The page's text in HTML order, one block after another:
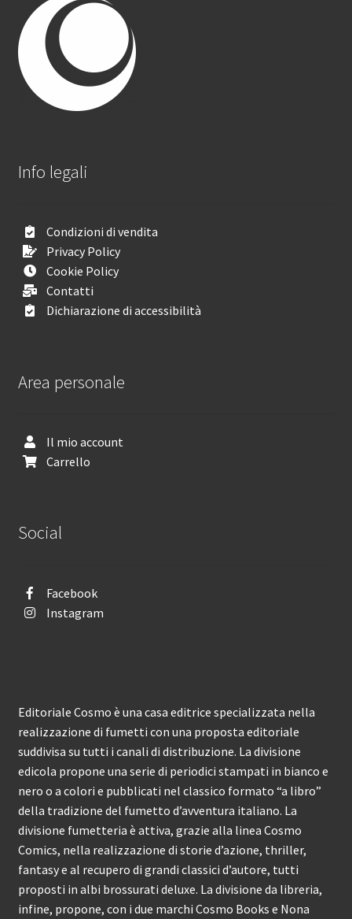
Info legali
Condizioni di vendita
Privacy Policy
Cookie Policy
Contatti
Dichiarazione di accessibilità
Area personale
Il mio account
Carrello
Social
Facebook
Instagram
Editoriale Cosmo è una casa editrice specializzata nella
realizzazione di fumetti con una proposta editoriale
suddivisa su tutti i canali di distribuzione. La divisione
edicola propone una serie di periodici stampati in bianco e
nero o a colori e pubblicati nel classico formato “a libro”
della tradizione del fumetto d’avventura italiano. La
divisione fumetteria è attiva, grazie alla linea Cosmo
Comics, nella realizzazione di storie d’azione, thriller,
fantasy e al recupero di grandi classici d’autore, tutti
proposti in albi brossurati deluxe. La divisione da libreria,
infine, propone, con i due marchi Cosmo Books e Nona